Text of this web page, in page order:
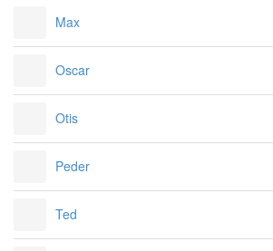
Max
Oscar
Otis
Peder
Ted